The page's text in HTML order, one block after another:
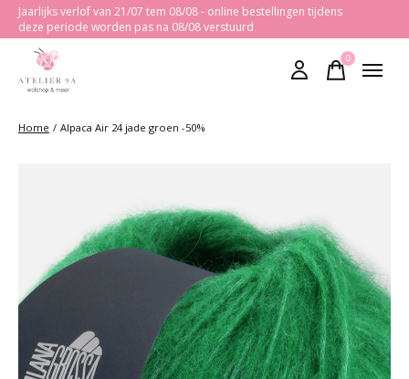
Jaarlijks verlof van 21/07 tem 08/08 - online bestellingen tijdens
deze periode worden pas na 08/08 verstuurd
0items
Home / Alpaca Air 24 jade groen -50%